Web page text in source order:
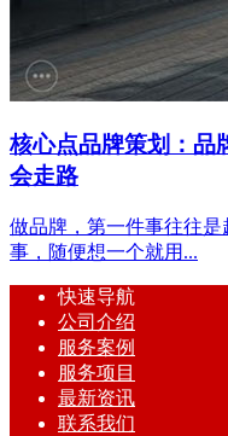
核心点品牌策划：
会走路
做品牌，第一件事往往
事，随便想一个就用...
快速导航
公司介绍
服务案例
服务项目
最新资讯
联系我们